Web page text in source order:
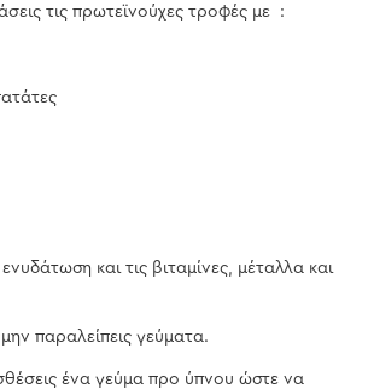
τις πρωτεϊνούχες τροφές με :
και τις βιταμίνες, μέταλλα και
παραλείπεις γεύματα.
ένα γεύμα προ ύπνου ώστε να